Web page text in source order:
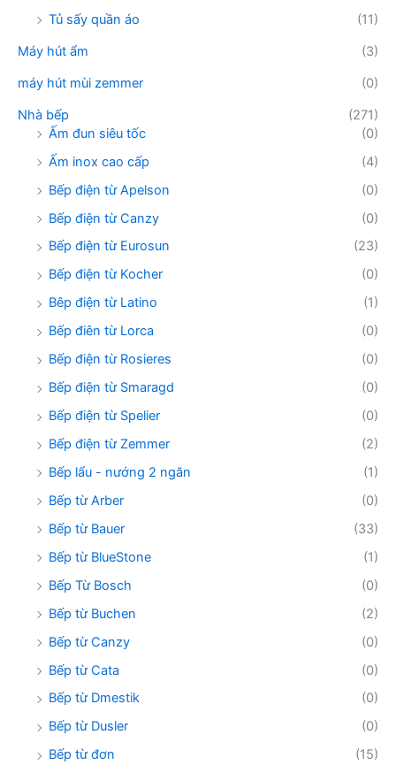
Tủ sấy quần áo
(11)
Máy hút ẩm
(3)
máy hút mùi zemmer
(0)
Nhà bếp
(271)
Ấm đun siêu tốc
(0)
Ấm inox cao cấp
(4)
Bếp điện từ Apelson
(0)
Bếp điện từ Canzy
(0)
Bếp điện từ Eurosun
(23)
Bếp điện từ Kocher
(0)
Bêp điện từ Latino
(1)
Bếp điên từ Lorca
(0)
Bếp điện từ Rosieres
(0)
Bếp điện từ Smaragd
(0)
Bếp điện từ Spelier
(0)
Bếp điện từ Zemmer
(2)
Bếp lẩu - nướng 2 ngăn
(1)
Bếp từ Arber
(0)
Bếp từ Bauer
(33)
Bếp từ BlueStone
(1)
Bếp Từ Bosch
(0)
Bếp từ Buchen
(2)
Bếp từ Canzy
(0)
Bếp từ Cata
(0)
Bếp từ Dmestik
(0)
Bếp từ Dusler
(0)
Bếp từ đơn
(15)